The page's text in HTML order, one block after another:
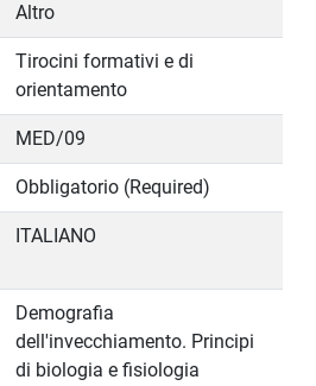
Altro
Tirocini formativi e di
orientamento
MED/09
Obbligatorio (Required)
ITALIANO
Demografia
dell'invecchiamento. Principi
di biologia e fisiologia